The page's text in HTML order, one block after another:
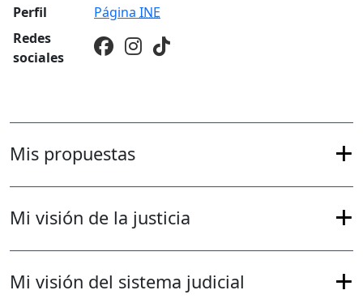
Perfil
Página INE
Redes
sociales
Mis propuestas
Mi visión de la justicia
Mi visión del sistema judicial